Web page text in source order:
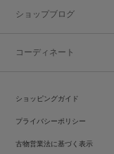
ショップブログ
コーディネート
ショッピングガイド
プライバシーポリシー
古物営業法に基づく表示